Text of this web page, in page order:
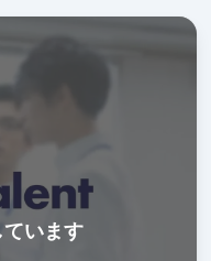
います